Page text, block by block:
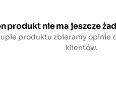
produkt nie ma jeszcze
produktu zbieramy opinie
klientów.